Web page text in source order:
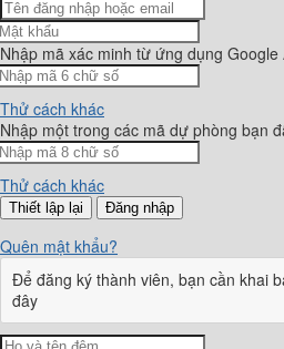
Nhập mã xác minh từ ứng dụng Google
Thử cách khác
Nhập một trong các mã dự phòng bạn
Thử cách khác
Đăng nhập
Quên mật khẩu?
Để đăng ký thành viên, bạn cần khai
đây